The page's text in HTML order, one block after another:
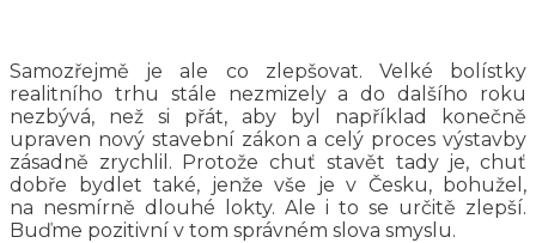
Samozřejmě je ale co zlepšovat. Velké bolístky
realitního trhu stále nezmizely a do dalšího roku
nezbývá, než si přát, aby byl například konečně
upraven nový stavební zákon a celý proces výstavby
zásadně zrychlil. Protože chuť stavět tady je, chuť
dobře bydlet také, jenže vše je v Česku, bohužel,
na nesmírně dlouhé lokty. Ale i to se určitě zlepší.
Buďme pozitivní v tom správném slova smyslu.